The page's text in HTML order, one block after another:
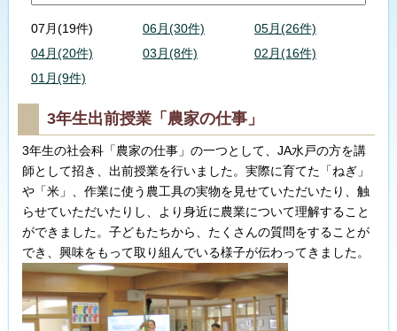
07月(19件) 06月(30件)
05月(26件)
04月(20件)
03月(8件)
02月(16件)
01月(9件)
3年生出前授業「農家の仕事」
3年生の社会科「農家の仕事」の一つとして、JA水戸の方を講
師として招き、出前授業を行いました。実際に育てた「ねぎ」
や「米」、作業に使う農工具の実物を見せていただいたり、触
らせていただいたりし、より身近に農業について理解すること
ができました。子どもたちから、たくさんの質問をすることが
でき、興味をもって取り組んでいる様子が伝わってきました。